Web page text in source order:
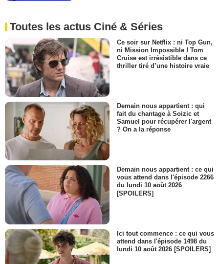
Toutes les actus Ciné & Séries
Ce soir sur Netflix : ni Top Gun,
ni Mission Impossible ! Tom
Cruise est irrésistible dans ce
thriller tiré d’une histoire vraie
Demain nous appartient : qui
fait du chantage à Soizic et
Samuel pour récupérer l'argent
? On a la réponse
Demain nous appartient : ce qui
vous attend dans l'épisode 2266
du lundi 10 août 2026
[SPOILERS]
Ici tout commence : ce qui vous
attend dans l'épisode 1498 du
lundi 10 août 2026 [SPOILERS]